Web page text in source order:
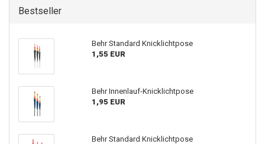
Bestseller
Behr Standard Knicklichtpose
1,55 EUR
Behr Innenlauf-Knicklichtpose
1,95 EUR
Behr Standard Knicklichtpose